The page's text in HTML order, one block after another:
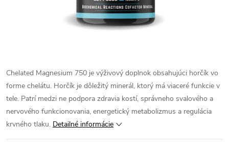
Chelated Magnesium 750 je výživový doplnok obsahujúci horčík vo
forme chelátu. Horčík je dôležitý minerál, ktorý má viaceré funkcie v
tele. Patrí medzi ne podpora zdravia kostí, správneho svalového a
nervového funkcionovania, energetický metabolizmus a regulácia
krvného tlaku. Detailné informácie